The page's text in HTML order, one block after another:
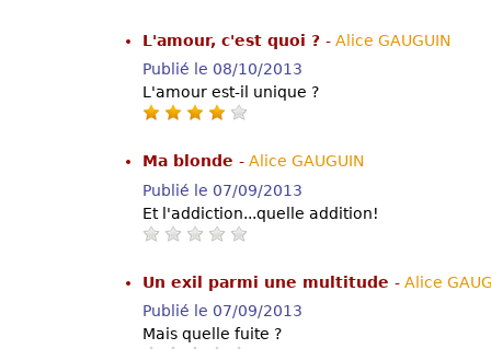
L'amour, c'est quoi ? - Alice GAUGUIN
Publié le 08/10/2013
L'amour est-il unique ?
Ma blonde - Alice GAUGUIN
Publié le 07/09/2013
Et l'addiction...quelle addition!
Un exil parmi une multitude - Alice
Publié le 07/09/2013
Mais quelle fuite ?